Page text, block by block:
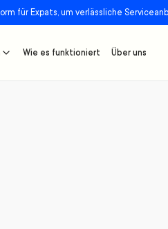
für Expats, um verlässliche
Wie es funktioniert Über uns